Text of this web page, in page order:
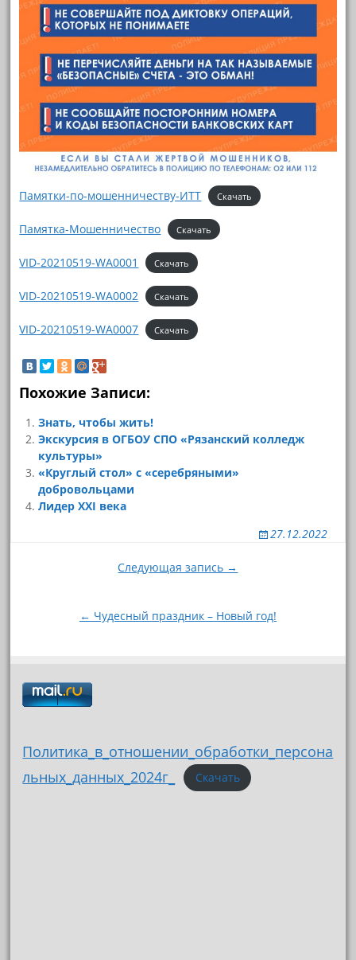
Памятки-по-мошенничеству-ИТТ Скачать
Памятка-Мошенничество Скачать
VID-20210519-WA0001 Скачать
VID-20210519-WA0002 Скачать
VID-20210519-WA0007 Скачать
Похожие Записи:
Знать, чтобы жить!
Экскурсия в ОГБОУ СПО «Рязанский колледж
культуры»
«Круглый стол» с «серебряными»
добровольцами
Лидер XXI века
27.12.2022
Следующая запись →
← Чудесный праздник – Новый год!
Политика_в_отношении_обработки_персона
льных_данных_2024г_
Скачать